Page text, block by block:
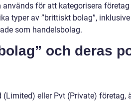
används för att kategorisera
typer av ”brittiskt bolag”,
som handelsbolag.
och deras
eller Pvt (Private) företag,